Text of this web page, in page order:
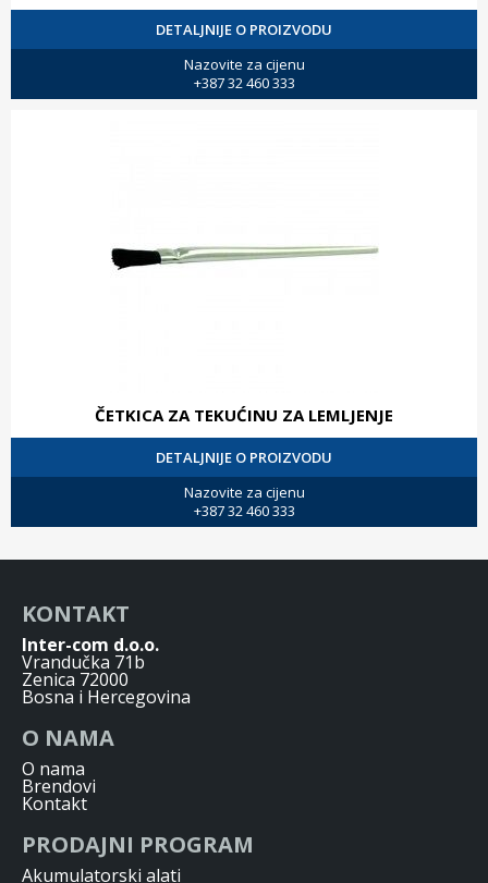
DETALJNIJE O PROIZVODU
Nazovite za cijenu
+387 32 460 333
ČETKICA ZA TEKUĆINU ZA LEMLJENJE
DETALJNIJE O PROIZVODU
Nazovite za cijenu
+387 32 460 333
KONTAKT
Inter-com d.o.o.
Vrandučka 71b
Zenica 72000
Bosna i Hercegovina
O NAMA
O nama
Brendovi
Kontakt
PRODAJNI PROGRAM
Akumulatorski alati